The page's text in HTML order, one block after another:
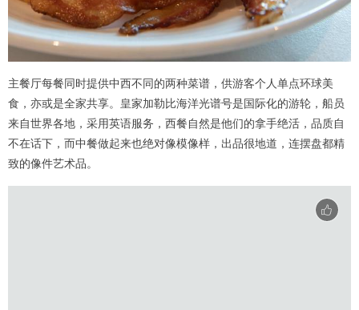
主餐厅每餐同时提供中西不同的两种菜谱，供游客个人单点环球美
食，亦或是全家共享。皇家加勒比海洋光谱号是国际化的游轮，船员
来自世界各地，采用英语服务，西餐自然是他们的拿手绝活，品质自
不在话下，而中餐做起来也绝对像模像样，出品很地道，连摆盘都精
致的像件艺术品。